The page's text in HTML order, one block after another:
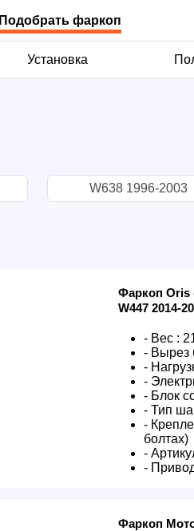
Подобрать фаркоп
Установка
W638 1996-2003
Фаркоп Oris
W447 2014-
- Вес :
- Вырез
-
-
- Блок
- Тип
-
болтах)
-
-
Фаркоп